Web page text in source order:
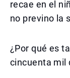
recae en el
no previno la
¿Por qué es
cincuenta mil